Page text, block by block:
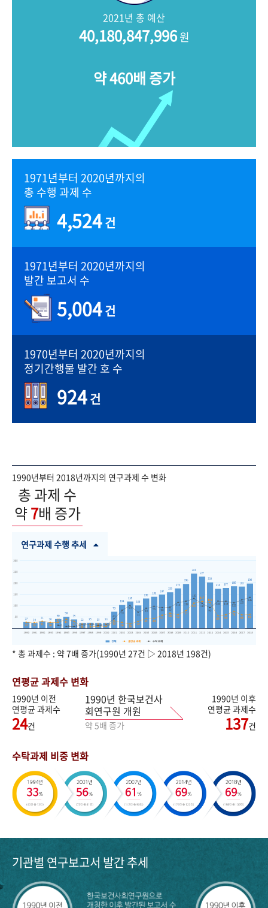
2021년 총 예산
40,180,847,996원
약 460배 증가
1971년부터 2020년까지의
총 수행 과제 수
4,524건
1971년부터 2020년까지의
발간 보고서 수
5,004건
1970년부터 2020년까지의
정기간행물 발간 호 수
924건
1990년부터 2018년까지의 연구과제 수 변화
총 과제 수
약7배 증가
연구과제 수행 추세
* 총 과제수 : 약 7배 증가(1990년 27건 ▷ 2018년 198건)
연평균 과제수 변화
1990년 이전
연평균 과제수
24건
1990년 한국보건사
회연구원 개원
약 5배 증가
1990년 이후
연평균 과제수
137건
수탁과제 비중 변화
기관별 연구보고서 발간 추세